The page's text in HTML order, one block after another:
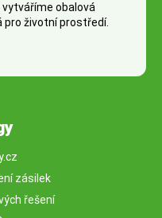
obalová
pro životní prostředí.
zásilek
řešení